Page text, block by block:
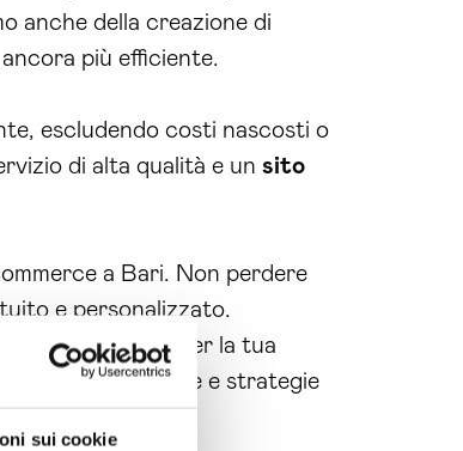
sui cookie
anche della creazione di
più efficiente.
escludendo costi nascosti o
di alta qualità e un sito
a Bari. Non perdere
e personalizzato.
vantaggi per la tua
innovative e strategie